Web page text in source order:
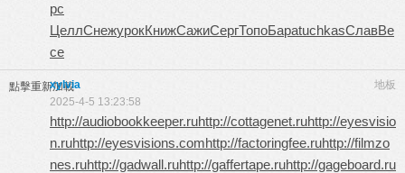
рс
ЦеллСнежурокКнижСажиСергТопоБараtuchkasСлавВе
се
點擊重新加載 地板
xylvia
2025-4-5 13:23:58
http://audiobookkeeper.ruhttp://cottagenet.ruhttp://eyesvisio
n.ruhttp://eyesvisions.comhttp://factoringfee.ruhttp://filmzo
nes.ruhttp://gadwall.ruhttp://gaffertape.ruhttp://gageboard.ru